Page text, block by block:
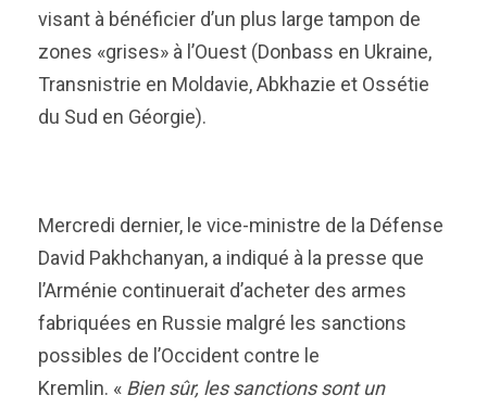
visant à bénéficier d’un plus large tampon de
zones «grises» à l’Ouest (Donbass en Ukraine,
Transnistrie en Moldavie, Abkhazie et Ossétie
du Sud en Géorgie).
Mercredi dernier, le vice-ministre de la Défense
David Pakhchanyan, a indiqué à la presse que
l’Arménie continuerait d’acheter des armes
fabriquées en Russie malgré les sanctions
possibles de l’Occident contre le
Kremlin. « Bien sûr, les sanctions sont un